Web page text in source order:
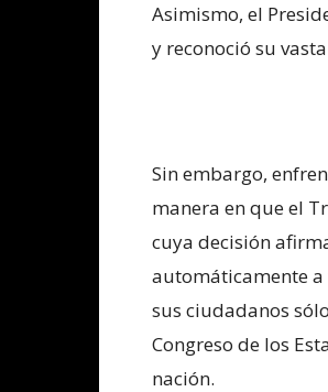
Asimismo, el
y reconoció su
Sin embargo,
manera en que el
cuya decisión
automáticamente
sus ciudadanos
Congreso de los
nación.